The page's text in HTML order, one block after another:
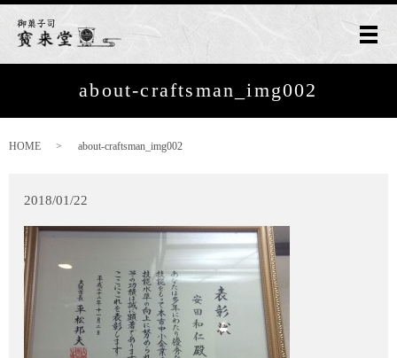
メ
about-craftsman_img002
HOME about-craftsman_img002
2018/01/22